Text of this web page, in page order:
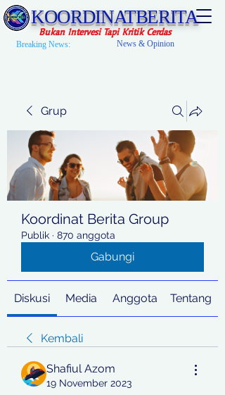
KOORDINATBERITA
Bukan Intervesi Tapi Kritik Cerdas
Breaking News: News & Opinion
Grup
Koordinat Berita Group
Publik · 870 anggota
Gabungi
Diskusi Media Anggota Tentang
Kembali
Shafiul Azom
19 November 2023